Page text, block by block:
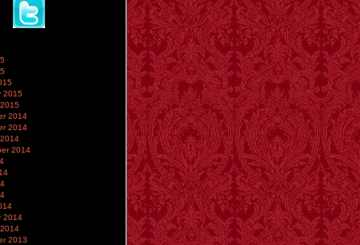
2015
2014
2014
2014
2014
2013